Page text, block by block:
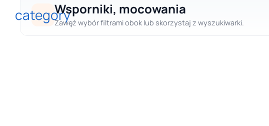
categoryWsporniki, mocowania
Zawęź wybór filtrami obok lub skorzystaj z wyszukiwarki.